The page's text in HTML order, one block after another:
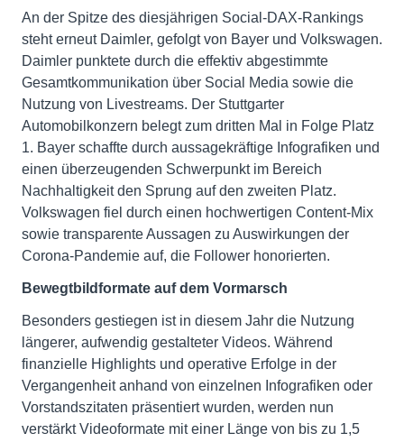
An der Spitze des diesjährigen Social-DAX-Rankings
steht erneut Daimler, gefolgt von Bayer und Volkswagen.
Daimler punktete durch die effektiv abgestimmte
Gesamtkommunikation über Social Media sowie die
Nutzung von Livestreams. Der Stuttgarter
Automobilkonzern belegt zum dritten Mal in Folge Platz
1. Bayer schaffte durch aussagekräftige Infografiken und
einen überzeugenden Schwerpunkt im Bereich
Nachhaltigkeit den Sprung auf den zweiten Platz.
Volkswagen fiel durch einen hochwertigen Content-Mix
sowie transparente Aussagen zu Auswirkungen der
Corona-Pandemie auf, die Follower honorierten.
Bewegtbildformate auf dem Vormarsch
Besonders gestiegen ist in diesem Jahr die Nutzung
längerer, aufwendig gestalteter Videos. Während
finanzielle Highlights und operative Erfolge in der
Vergangenheit anhand von einzelnen Infografiken oder
Vorstandszitaten präsentiert wurden, werden nun
verstärkt Videoformate mit einer Länge von bis zu 1,5